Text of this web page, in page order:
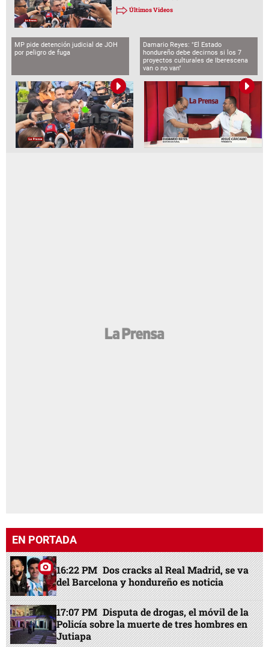
Últimos Videos
MP pide detención judicial de JOH
por peligro de fuga
Damario Reyes: "El Estado
hondureño debe decirnos si los 7
proyectos culturales de Iberescena
van o no van"
EN PORTADA
16:22 PM Dos cracks al Real Madrid, se va
del Barcelona y hondureño es noticia
17:07 PM Disputa de drogas, el móvil de la
Policía sobre la muerte de tres hombres en
Jutiapa